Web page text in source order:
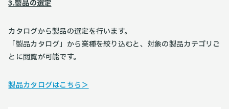
3.製品の選定
カタログから製品の選定を行います。
「製品カタログ」から業種を絞り込むと、対象の製品カテゴリご
とに閲覧が可能です。
製品カタログはこちら＞